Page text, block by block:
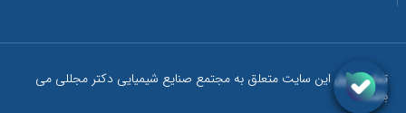
تمام حقوق این سایت متعلق به مجتمع صنایع شیمیایی دکتر مجللی می
باشد.